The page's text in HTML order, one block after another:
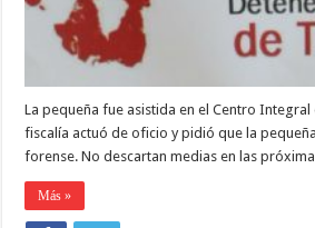
hermanita»
La pequeña fue asistida en el Centro Integral
fiscalía actuó de oficio y pidió que la
forense. No descartan medias en las
Más »